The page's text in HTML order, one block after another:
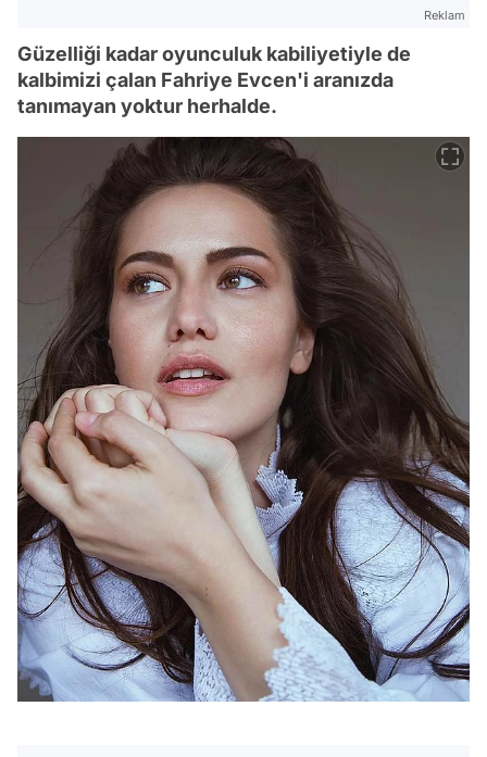
Reklam
Güzelliği kadar oyunculuk kabiliyetiyle de
kalbimizi çalan Fahriye Evcen'i aranızda
tanımayan yoktur herhalde.